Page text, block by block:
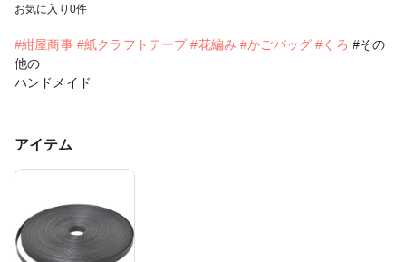
お気に入り 0件
#紺屋商事 #紙クラフトテープ #花編み #かごバッグ #くろ #その
他の
ハンドメイド
アイテム